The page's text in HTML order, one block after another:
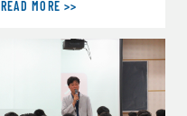
は、徳島県海部高校魅力
化プロジェクトの一環と
して開催されました。 研
修テーマは「スポーツ心
理学の観点からみる人材
READ MORE >>